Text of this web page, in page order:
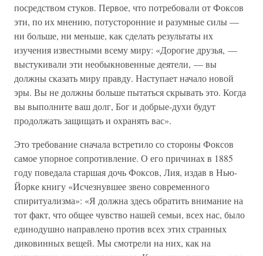
посредством стуков. Первое, что потребовали от Фоксов
эти, по их мнению, потусторонние и разумные силы —
ни больше, ни меньше, как сделать результаты их
изучения известными всему миру: «Дорогие друзья, —
выстукивали эти необыкновенные деятели, — вы
должны сказать миру правду. Наступает начало новой
эры. Вы не должны больше пытаться скрывать это. Когда
вы выполните ваш долг, Бог и добрые-духи будут
продолжать защищать и охранять вас».
Это требование сначала встретило со стороны Фоксов
самое упорное сопротивление. О его причинах в 1885
году поведала старшая дочь Фоксов, Лия, издав в Нью-
Йорке книгу «Исчезнувшее звено современного
спиритуализма»: «Я должна здесь обратить внимание на
тот факт, что общее чувство нашей семьи, всех нас, было
единодушно направлено против всех этих странных
диковинных вещей. Мы смотрели на них, как на